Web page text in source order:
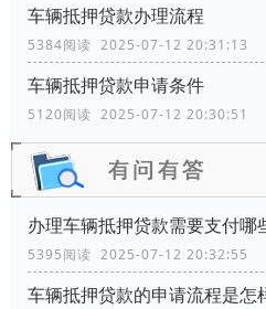
车辆抵押贷款办理流程
5384阅读 2025-07-12 20:31:13
车辆抵押贷款申请条件
5120阅读 2025-07-12 20:30:51
办理车辆抵押贷款需要支付哪
5395阅读 2025-07-12 20:32:55
车辆抵押贷款的申请流程是怎